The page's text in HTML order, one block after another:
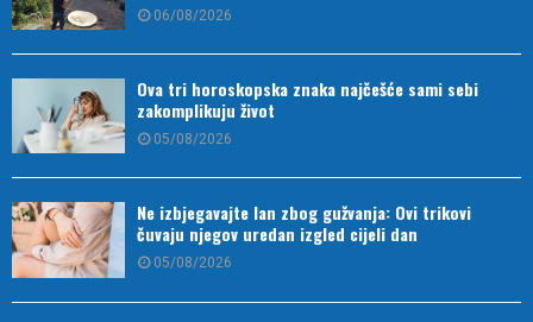
06/08/2026
Ova tri horoskopska znaka najčešće sami sebi
zakomplikuju život
05/08/2026
Ne izbjegavajte lan zbog gužvanja: Ovi trikovi
čuvaju njegov uredan izgled cijeli dan
05/08/2026